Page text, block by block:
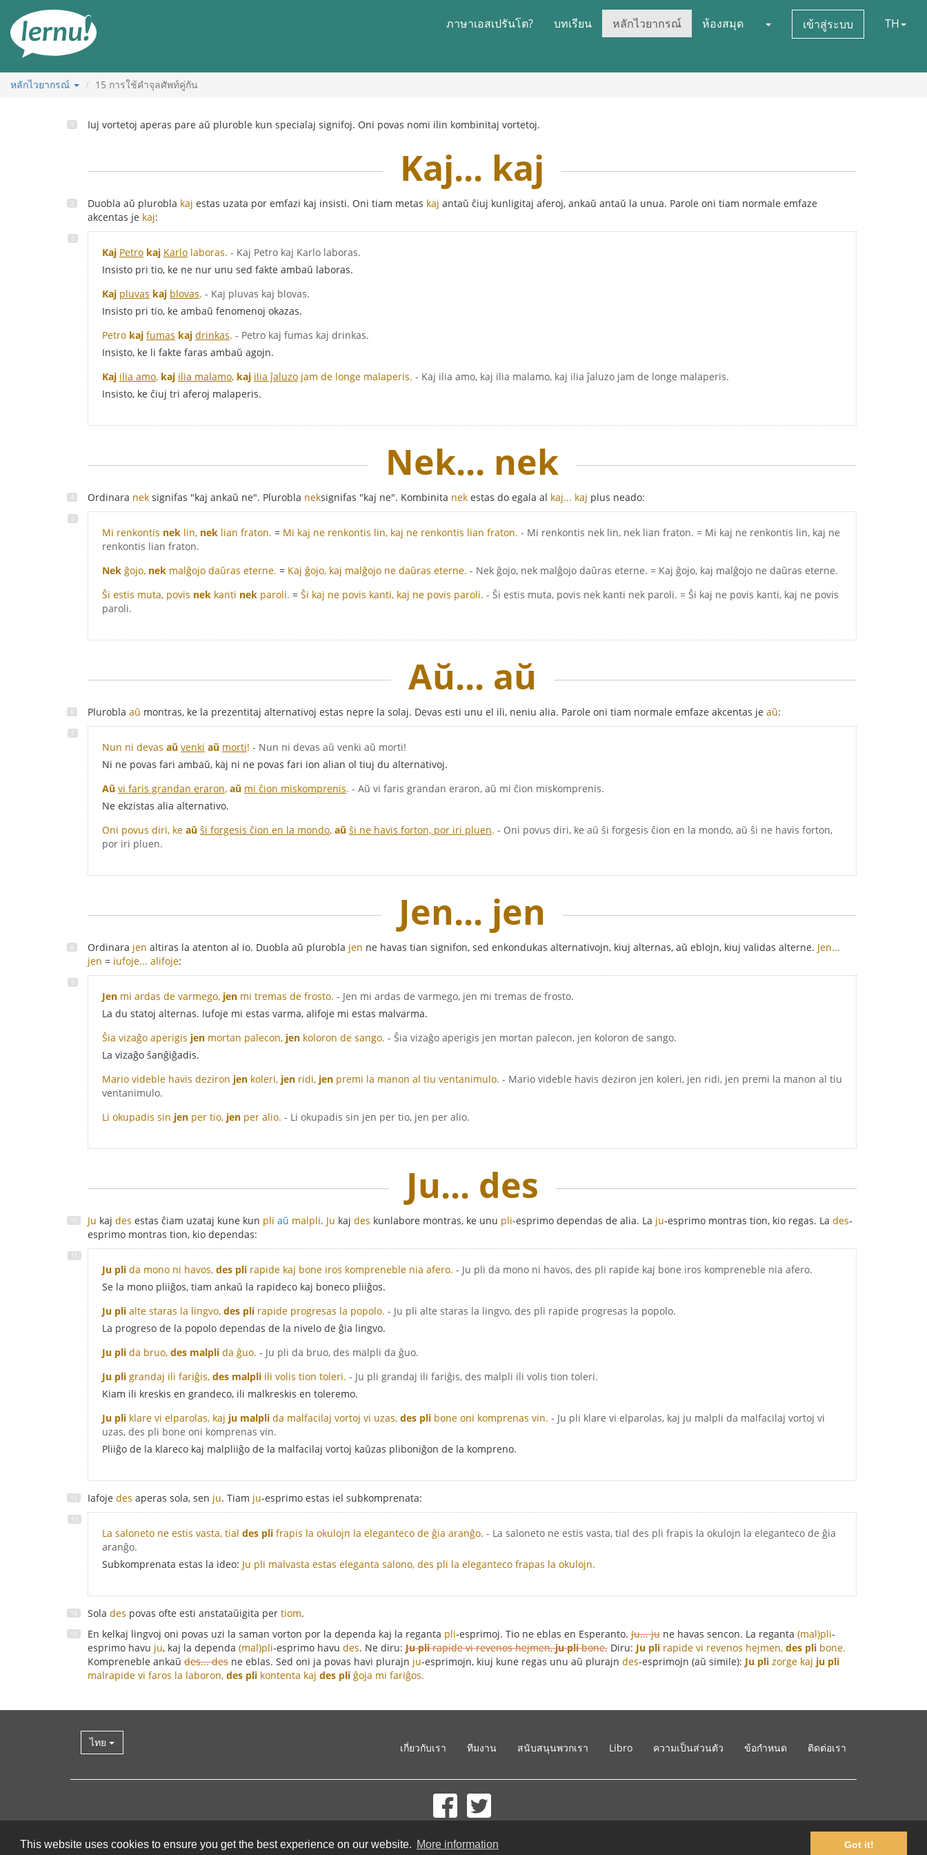
This website uses cookies to ensure you get the best experience on our website. More information Got it!
สารบัญ
ภาษาเอสเปรันโต? บทเรียน หลักไวยากรณ์ ห้องสมุด เข้าสู่ระบบ TH
หลักไวยากรณ์ 15 การใช้คำจุลศัพท์คู่กัน
Iuj vortetoj aperas pare aŭ pluroble kun specialaj signifoj. Oni povas nomi ilin kombinitaj vortetoj.
Kaj... kaj
Duobla aŭ plurobla kaj estas uzata por emfazi kaj insisti. Oni tiam metas kaj antaŭ ĉiuj kunligitaj aferoj, ankaŭ antaŭ la unua. Parole oni tiam normale emfaze
akcentas je kaj:
Kaj Petro kaj Karlo laboras. - Kaj Petro kaj Karlo laboras.
Insisto pri tio, ke ne nur unu sed fakte ambaŭ laboras.
Kaj pluvas kaj blovas. - Kaj pluvas kaj blovas.
Insisto pri tio, ke ambaŭ fenomenoj okazas.
Petro kaj fumas kaj drinkas. - Petro kaj fumas kaj drinkas.
Insisto, ke li fakte faras ambaŭ agojn.
Kaj ilia amo, kaj ilia malamo, kaj ilia ĵaluzo jam de longe malaperis. - Kaj ilia amo, kaj ilia malamo, kaj ilia ĵaluzo jam de longe malaperis.
Insisto, ke ĉiuj tri aferoj malaperis.
Nek... nek
Ordinara nek signifas "kaj ankaŭ ne". Plurobla neksignifas "kaj ne". Kombinita nek estas do egala al kaj... kaj plus neado:
Mi renkontis nek lin, nek lian fraton. = Mi kaj ne renkontis lin, kaj ne renkontis lian fraton. - Mi renkontis nek lin, nek lian fraton. = Mi kaj ne renkontis lin, kaj ne
renkontis lian fraton.
Nek ĝojo, nek malĝojo daŭras eterne. = Kaj ĝojo, kaj malĝojo ne daŭras eterne. - Nek ĝojo, nek malĝojo daŭras eterne. = Kaj ĝojo, kaj malĝojo ne daŭras eterne.
Ŝi estis muta, povis nek kanti nek paroli. = Ŝi kaj ne povis kanti, kaj ne povis paroli. - Ŝi estis muta, povis nek kanti nek paroli. = Ŝi kaj ne povis kanti, kaj ne povis
paroli.
Aŭ... aŭ
Plurobla aŭ montras, ke la prezentitaj alternativoj estas nepre la solaj. Devas esti unu el ili, neniu alia. Parole oni tiam normale emfaze akcentas je aŭ:
Nun ni devas aŭ venki aŭ morti! - Nun ni devas aŭ venki aŭ morti!
Ni ne povas fari ambaŭ, kaj ni ne povas fari ion alian ol tiuj du alternativoj.
Aŭ vi faris grandan eraron, aŭ mi ĉion miskomprenis. - Aŭ vi faris grandan eraron, aŭ mi ĉion miskomprenis.
Ne ekzistas alia alternativo.
Oni povus diri, ke aŭ ŝi forgesis ĉion en la mondo, aŭ ŝi ne havis forton, por iri pluen. - Oni povus diri, ke aŭ ŝi forgesis ĉion en la mondo, aŭ ŝi ne havis forton,
por iri pluen.
Jen... jen
Ordinara jen altiras la atenton al io. Duobla aŭ plurobla jen ne havas tian signifon, sed enkondukas alternativojn, kiuj alternas, aŭ eblojn, kiuj validas alterne. Jen...
jen = iufoje... alifoje:
Jen mi ardas de varmego, jen mi tremas de frosto. - Jen mi ardas de varmego, jen mi tremas de frosto.
La du statoj alternas. Iufoje mi estas varma, alifoje mi estas malvarma.
Ŝia vizaĝo aperigis jen mortan palecon, jen koloron de sango. - Ŝia vizaĝo aperigis jen mortan palecon, jen koloron de sango.
La vizaĝo ŝanĝiĝadis.
Mario videble havis deziron jen koleri, jen ridi, jen premi la manon al tiu ventanimulo. - Mario videble havis deziron jen koleri, jen ridi, jen premi la manon al tiu
ventanimulo.
Li okupadis sin jen per tio, jen per alio. - Li okupadis sin jen per tio, jen per alio.
Ju... des
Ju kaj des estas ĉiam uzataj kune kun pli aŭ malpli. Ju kaj des kunlabore montras, ke unu pli-esprimo dependas de alia. La ju-esprimo montras tion, kio regas. La des-
esprimo montras tion, kio dependas:
Ju pli da mono ni havos, des pli rapide kaj bone iros kompreneble nia afero. - Ju pli da mono ni havos, des pli rapide kaj bone iros kompreneble nia afero.
Se la mono pliiĝos, tiam ankaŭ la rapideco kaj boneco pliiĝos.
Ju pli alte staras la lingvo, des pli rapide progresas la popolo. - Ju pli alte staras la lingvo, des pli rapide progresas la popolo.
La progreso de la popolo dependas de la nivelo de ĝia lingvo.
Ju pli da bruo, des malpli da ĝuo. - Ju pli da bruo, des malpli da ĝuo.
Ju pli grandaj ili fariĝis, des malpli ili volis tion toleri. - Ju pli grandaj ili fariĝis, des malpli ili volis tion toleri.
Kiam ili kreskis en grandeco, ili malkreskis en toleremo.
Ju pli klare vi elparolas, kaj ju malpli da malfacilaj vortoj vi uzas, des pli bone oni komprenas vin. - Ju pli klare vi elparolas, kaj ju malpli da malfacilaj vortoj vi
uzas, des pli bone oni komprenas vin.
Pliiĝo de la klareco kaj malpliiĝo de la malfacilaj vortoj kaŭzas pliboniĝon de la kompreno.
Iafoje des aperas sola, sen ju. Tiam ju-esprimo estas iel subkomprenata:
La saloneto ne estis vasta, tial des pli frapis la okulojn la eleganteco de ĝia aranĝo. - La saloneto ne estis vasta, tial des pli frapis la okulojn la eleganteco de ĝia
aranĝo.
Subkomprenata estas la ideo: Ju pli malvasta estas eleganta salono, des pli la eleganteco frapas la okulojn.
Sola des povas ofte esti anstataŭigita per tiom.
En kelkaj lingvoj oni povas uzi la saman vorton por la dependa kaj la reganta pli-esprimoj. Tio ne eblas en Esperanto. Ju... ju ne havas sencon. La reganta (mal)pli-
esprimo havu ju, kaj la dependa (mal)pli-esprimo havu des. Ne diru: Ju plirapide vi revenos hejmen,ju plibone. Diru: Ju pli rapide vi revenos hejmen, des pli bone.
Kompreneble ankaŭ des... des ne eblas. Sed oni ja povas havi plurajn ju-esprimojn, kiuj kune regas unu aŭ plurajn des-esprimojn (aŭ simile): Ju pli zorge kaj ju pli
malrapide vi faros la laboron, des pli kontenta kaj des pli ĝoja mi fariĝos.
ไทย เกี่ยวกับเรา ทีมงาน สนับสนุนพวกเรา Libro ความเป็นส่วนตัว ข้อกำหนด ติดต่อเรา